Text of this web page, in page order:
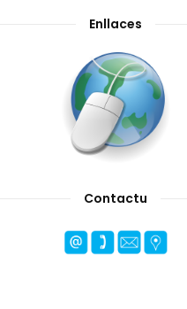
Enllaces
Contactu